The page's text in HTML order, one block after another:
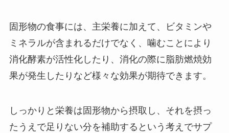
固形物の食事には、主栄養に加えて、ビタミンや
ミネラルが含まれるだけでなく、噛むことにより
消化酵素が活性化したり、消化の際に脂肪燃焼効
果が発生したりなど様々な効果が期待できます。
しっかりと栄養は固形物から摂取し、それを摂っ
たうえで足りない分を補助するという考えでサプ